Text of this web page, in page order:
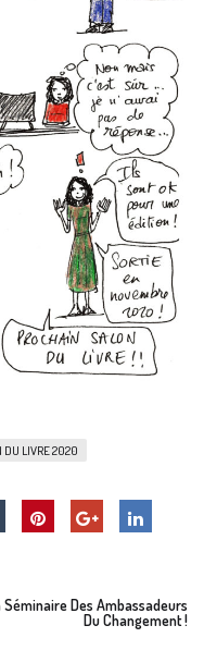
DU LIVRE 2020
Séminaire Des Ambassadeurs
Du Changement !